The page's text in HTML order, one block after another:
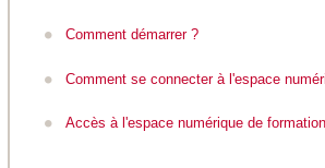
Comment démarrer ?
Comment se connecter à l'espace
Accès à l'espace numérique de formation